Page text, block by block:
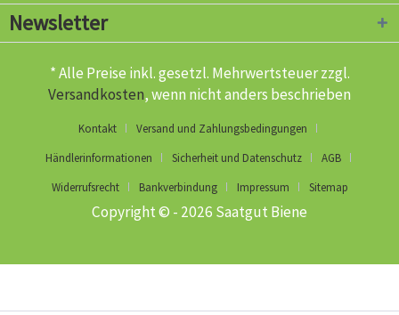
Newsletter
* Alle Preise inkl. gesetzl. Mehrwertsteuer zzgl.
Versandkosten, wenn nicht anders beschrieben
Kontakt
Versand und Zahlungsbedingungen
Händlerinformationen
Sicherheit und Datenschutz
AGB
Widerrufsrecht
Bankverbindung Impressum Sitemap
Copyright © - 2026 Saatgut Biene